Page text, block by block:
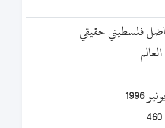
فلسطيني حقيقي
460